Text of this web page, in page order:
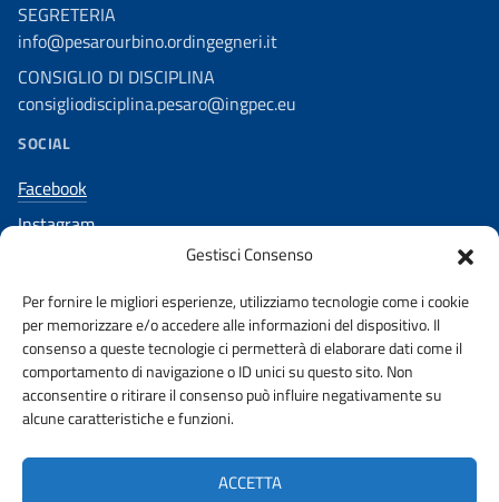
Gestisci Consenso
Per fornire le migliori esperienze, utilizziamo tecnologie come i cookie
per memorizzare e/o accedere alle informazioni del dispositivo. Il
consenso a queste tecnologie ci permetterà di elaborare dati come il
comportamento di navigazione o ID unici su questo sito. Non
acconsentire o ritirare il consenso può influire negativamente su
alcune caratteristiche e funzioni.
ACCETTA
SEGRETERIA
info@pesarourbino.ordingegneri.it
CONSIGLIO DI DISCIPLINA
consigliodisciplina.pesaro@ingpec.eu
SOCIAL
Facebook
Instagram
AMMINISTRAZIONE TRASPARENTE
PUBBLICITA’ LEGALE STAKEHOLDERS
PRIVACY POLICY URP WHISTLEBLOWING